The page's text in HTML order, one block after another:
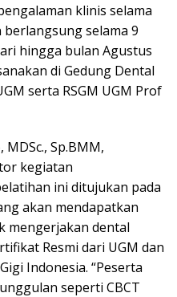
klinis selama
selama 9
hingga bulan Agustus
di Gedung Dental
serta RSGM UGM Prof
Sp.BMM,
kegiatan
ini ditujukan pada
akan mendapatkan
mengerjakan dental
Resmi dari UGM dan
Indonesia. “Peserta
seperti CBCT